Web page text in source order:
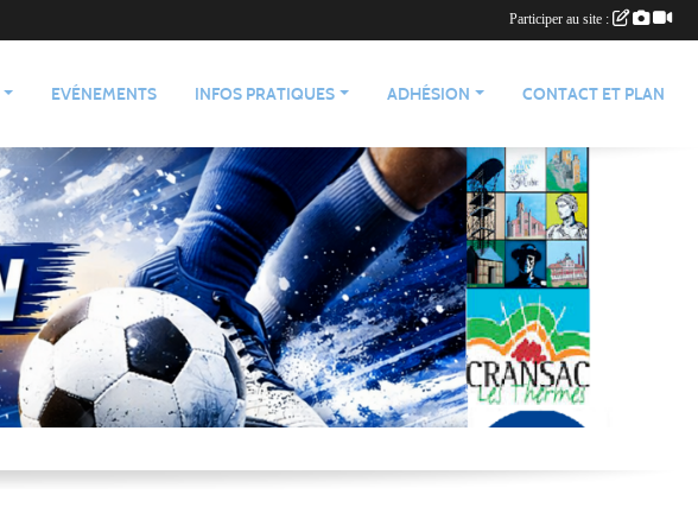
EVÉNEMENTS INFOS PRATIQUES ADHÉSION CONTACT ET PLAN
Participer au site :